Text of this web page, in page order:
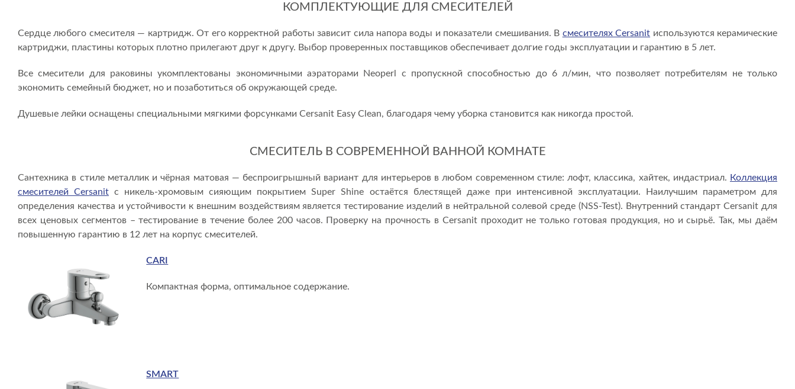
КОМПЛЕКТУЮЩИЕ ДЛЯ СМЕСИТЕЛЕЙ
Сердце любого смесителя — картридж. От его корректной работы зависит сила напора воды и показатели смешивания. В смесителях Cersanit используются керамические
картриджи, пластины которых плотно прилегают друг к другу. Выбор проверенных поставщиков обеспечивает долгие годы эксплуатации и гарантию в 5 лет.
Все смесители для раковины укомплектованы экономичными аэраторами Neoperl с пропускной способностью до 6 л/мин, что позволяет потребителям не только
экономить семейный бюджет, но и позаботиться об окружающей среде.
Душевые лейки оснащены специальными мягкими форсунками Cersanit Easy Clean, благодаря чему уборка становится как никогда простой.
СМЕСИТЕЛЬ В СОВРЕМЕННОЙ ВАННОЙ КОМНАТЕ
Сантехника в стиле металлик и чёрная матовая — беспроигрышный вариант для интерьеров в любом современном стиле: лофт, классика, хайтек, индастриал. Коллекция
смесителей Cersanit с никель-хромовым сияющим покрытием Super Shine остаётся блестящей даже при интенсивной эксплуатации. Наилучшим параметром для
определения качества и устойчивости к внешним воздействиям является тестирование изделий в нейтральной солевой среде (NSS-Test). Внутренний стандарт Cersanit для
всех ценовых сегментов – тестирование в течение более 200 часов. Проверку на прочность в Cersanit проходит не только готовая продукция, но и сырьё. Так, мы даём
повышенную гарантию в 12 лет на корпус смесителей.
CARI
Компактная форма, оптимальное содержание.
SMART